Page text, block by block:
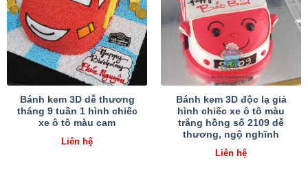
Bánh kem 3D dễ thương
tháng 9 tuần 1 hình chiếc
xe ô tô màu cam
Liên hệ
Bánh kem 3D độc lạ giả
hình chiếc xe ô tô màu
trắng hồng số 2109 dễ
thương, ngộ nghĩnh
Liên hệ